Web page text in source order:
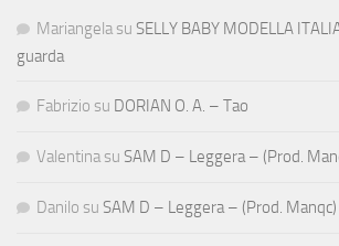
Mariangela su SELLY BABY MODELLA
guarda
Fabrizio su DORIAN O. A. – Tao
Valentina su SAM D – Leggera – (Prod.
Danilo su SAM D – Leggera – (Prod. Manqc)